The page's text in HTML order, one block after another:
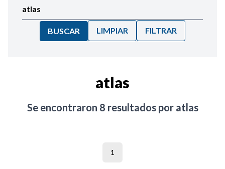
BUSCAR LIMPIAR FILTRAR
atlas
Se encontraron 8 resultados por atlas
1